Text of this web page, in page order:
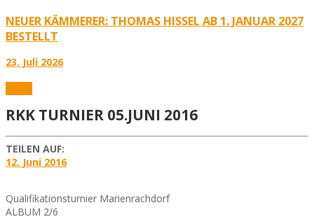
NEUER KÄMMERER: THOMAS HISSEL AB 1. JANUAR 2027
BESTELLT
23. Juli 2026
RKK TURNIER 05.JUNI 2016
TEILEN AUF:
12. Juni 2016
Qualifikationsturnier Marienrachdorf
ALBUM 2/6